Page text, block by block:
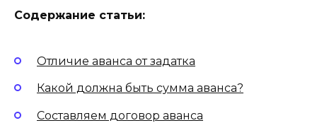
Содержание статьи:
Отличие аванса от задатка
Какой должна быть сумма аванса?
Составляем договор аванса